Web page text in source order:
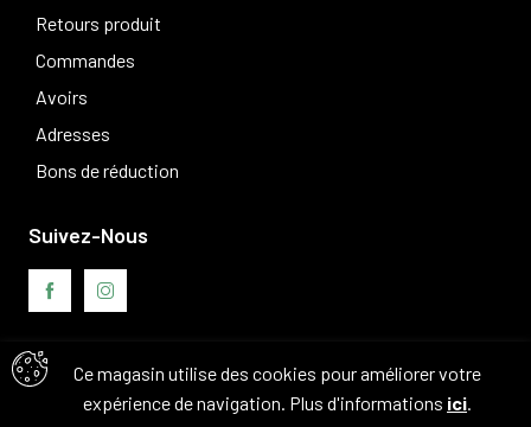
Retours produit
Commandes
Avoirs
Adresses
Bons de réduction
Ce magasin utilise des cookies pour améliorer votre
expérience de navigation. Plus d'informations ici.
Suivez-Nous
Avis clients